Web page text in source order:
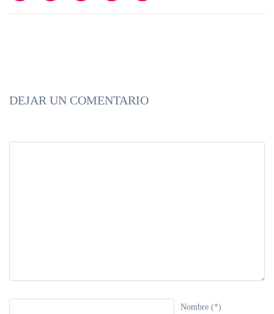
DEJAR UN COMENTARIO
Nombre (*)